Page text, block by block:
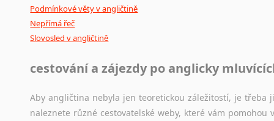
Podmínkové věty v angličtině
Nepřímá řeč
Slovosled v angličtině
cestování a zájezdy po anglicky
Aby angličtina nebyla jen teoretickou záležitostí, je
naleznete různé cestovatelské weby, které vám